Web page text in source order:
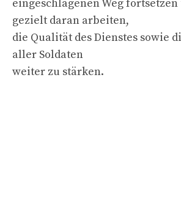
eingeschlagenen Weg
gezielt daran arbeiten,
die Qualität des Dienstes sowie
aller Soldaten
weiter zu stärken.